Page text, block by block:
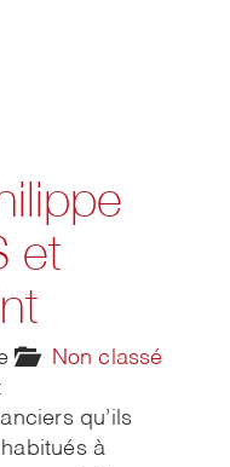
et
Non classé
qu’ils
à